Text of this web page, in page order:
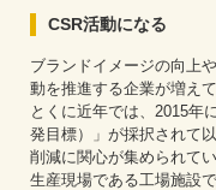
CSR活動になる
ブランドイメージの向上
動を推進する企業が増えて
とくに近年では、2015年
発目標）」が採択されて
削減に関心が集められてい
生産現場である工場施設